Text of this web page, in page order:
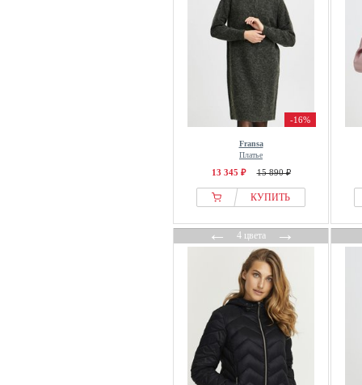
-16%
Fransa
Платье
13 345 ₽ 15 890 ₽
КУПИТЬ
←4 цвета→